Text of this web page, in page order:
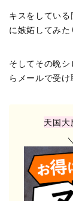
キスをしてい
に嫉妬してみた
そしてその晩
らメールで受け
天国